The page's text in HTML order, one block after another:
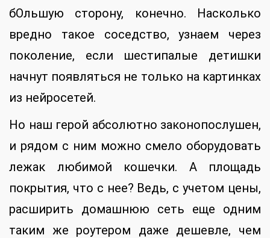
бОльшую сторону, конечно. Насколько
вредно такое соседство, узнаем через
поколение, если шестипалые детишки
начнут появляться не только на картинках
из нейросетей.
Но наш герой абсолютно законопослушен,
и рядом с ним можно смело оборудовать
лежак любимой кошечки. А площадь
покрытия, что с нее? Ведь, с учетом цены,
расширить домашнюю сеть еще одним
таким же роутером даже дешевле, чем